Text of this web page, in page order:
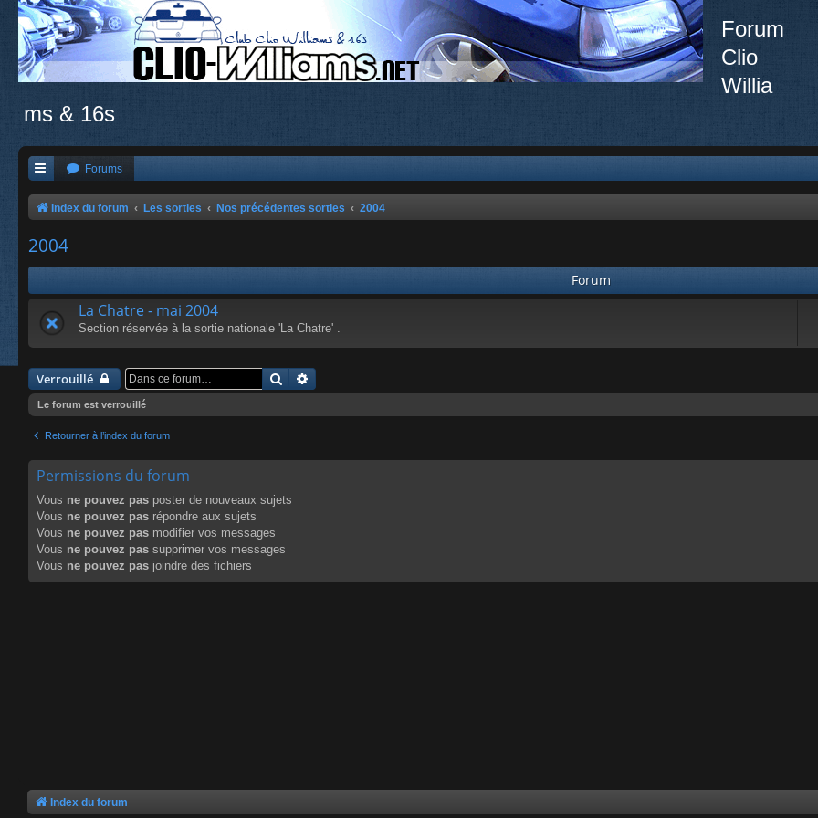
Forum
Clio
Willia
ms & 16s
Forums
Index du forum Les sorties Nos précédentes sorties 2004
2004
Forum
La Chatre - mai 2004
Section réservée à la sortie nationale 'La Chatre' .
Verrouillé Rechercher
Le forum est verrouillé
Retourner à l’index du forum
Permissions du forum
Vous ne pouvez pas poster de nouveaux sujets
Vous ne pouvez pas répondre aux sujets
Vous ne pouvez pas modifier vos messages
Vous ne pouvez pas supprimer vos messages
Vous ne pouvez pas joindre des fichiers
Index du forum